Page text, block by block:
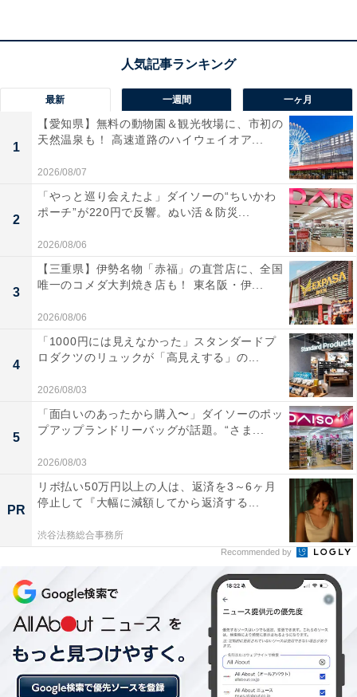
最新 一週間 一ヶ月
1
【愛知県】無料の動物園＆観光牧場に、市初の
天然温泉も！ 高速道路のハイウェイオア...
2026/08/07
2
「やっと巡り会えたよ」ダイソーの“ちいかわ
ポーチ”が220円で反響。ぬい活＆防災...
2026/08/06
3
【三重県】伊勢名物「赤福」の直営店に、全国
唯一のコメダ大判焼き店も！ 東名阪・伊...
2026/08/06
4
「1000円には見えなかった」スタンダードプ
ロダクツのリュックが「高見えする」の...
2026/08/03
5
「面白いのあったから購入〜」ダイソーのポッ
プアップランドリーバッグが話題。“さま...
2026/08/03
PR
リボ払い50万円以上の人は、返済を3～6ヶ月
停止して『大幅に減額してから返済する...
渋谷法務総合事務所
Recommended by